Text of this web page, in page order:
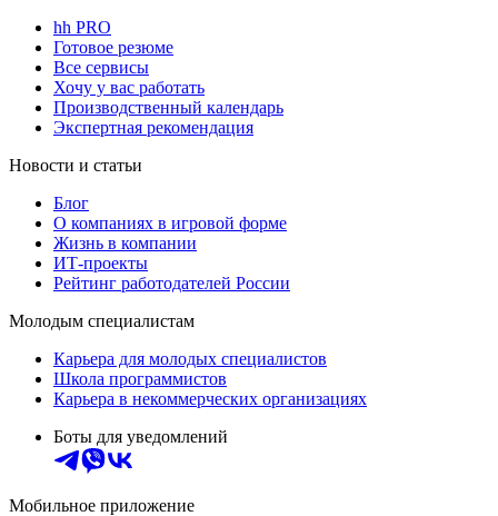
hh PRO
Готовое резюме
Все сервисы
Хочу у вас работать
Производственный календарь
Экспертная рекомендация
Новости и статьи
Блог
О компаниях в игровой форме
Жизнь в компании
ИТ-проекты
Рейтинг работодателей России
Молодым специалистам
Карьера для молодых специалистов
Школа программистов
Карьера в некоммерческих организациях
Боты для уведомлений
Мобильное приложение